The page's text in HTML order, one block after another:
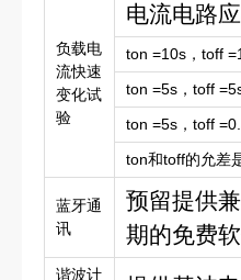
负载电
流快速
变化试
验
电流电路
ton =10s，toff
ton =5s，toff
ton =5s，toff
ton和toff的允差
蓝牙通
讯
预留提供
期的免费
谐波计